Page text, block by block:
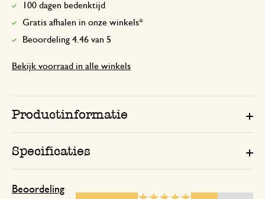
100 dagen bedenktijd
Gratis afhalen in onze winkels*
Beoordeling 4.46 van 5
Bekijk voorraad in alle winkels
Productinformatie
Specificaties
Beoordeling
contact met je opnemen via e-mail.
Enkel een score, geen toelichting